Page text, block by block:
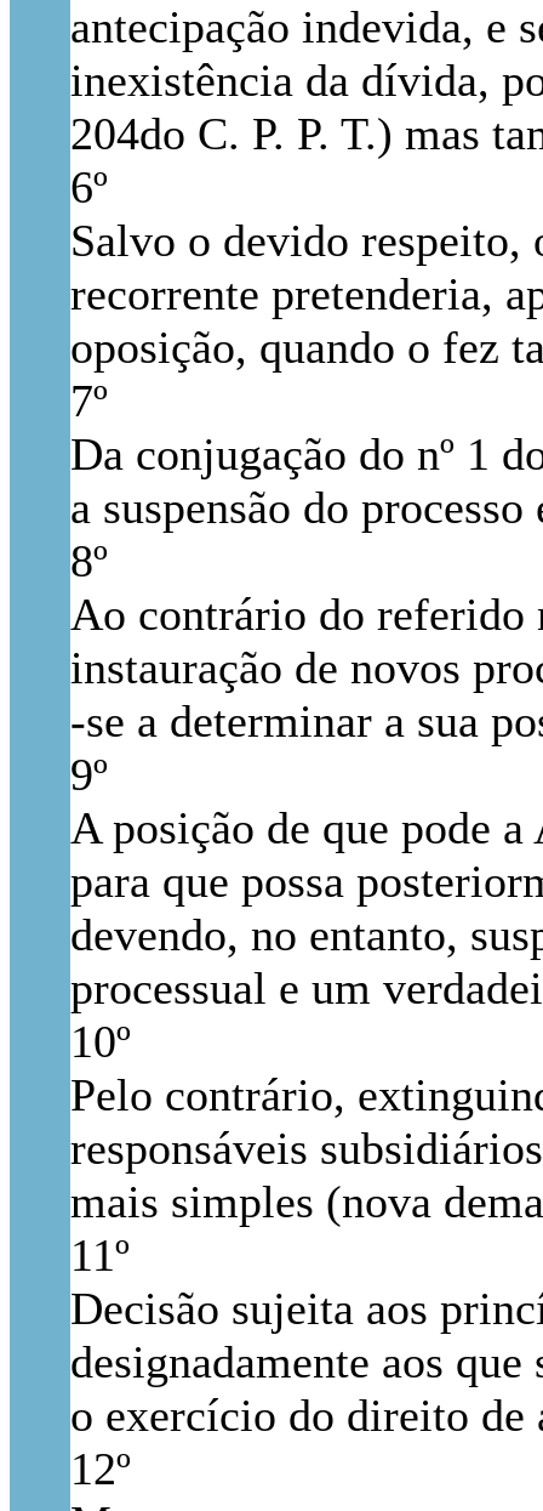
antecipação indevida, e
inexistência da dívida,
204do C. P. P. T.) mas
6º
Salvo o devido respeito,
recorrente pretenderia,
oposição, quando o fez
7º
Da conjugação do nº 1
a suspensão do
8º
Ao contrário do referido
instauração de novos
-se a determinar a sua
9º
A posição de que pode
para que possa
devendo, no entanto,
processual e um
10º
Pelo contrário,
responsáveis
mais simples (nova
11º
Decisão sujeita aos
designadamente aos
o exercício do direito de
12º